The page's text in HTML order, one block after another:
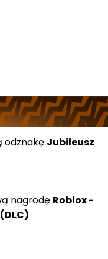
odznakę Jubileusz
nagrodę Roblox -